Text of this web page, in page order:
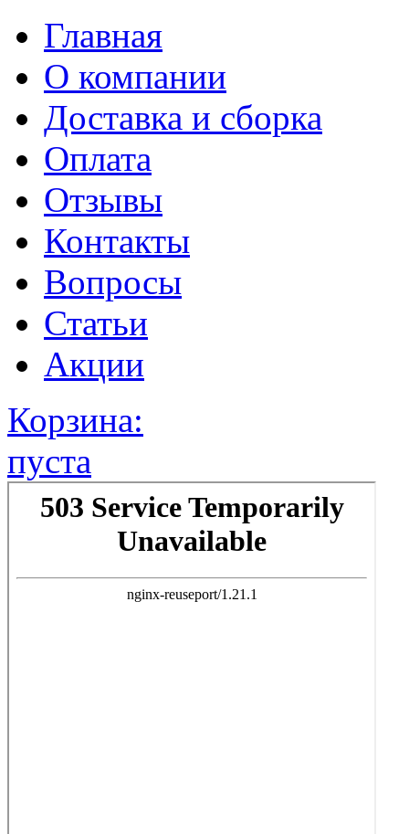
Главная
О компании
Доставка и сборка
Оплата
Отзывы
Контакты
Вопросы
Статьи
Акции
Корзина:
пуста